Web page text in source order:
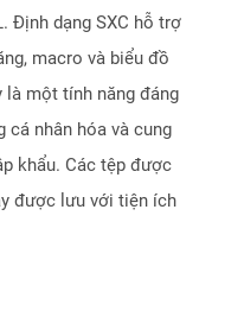
Định dạng SXC hỗ trợ
macro và biểu đồ
là một tính năng đáng
cá nhân hóa và cung
khẩu. Các tệp được
được lưu với tiện ích